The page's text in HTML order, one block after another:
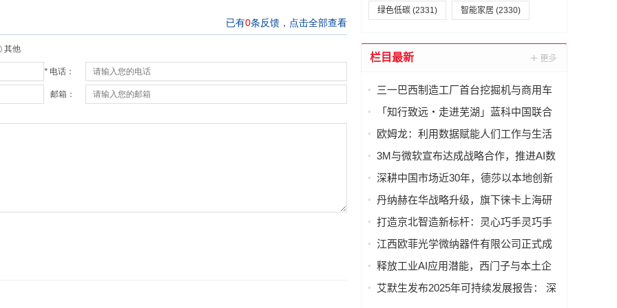
绿色低碳 (2331) 智能家居 (2330)
栏目最新
三一巴西制造工厂首台挖掘机与商用车
样机下线
「知行致远・走进芜湖」蓝科中国联合
上市公司协会，发起高端制造业深度研
欧姆龙：利用数据赋能人们工作与生活
的方方面面
3M与微软宣布达成战略合作，推进AI数
据中心基础设施技术发展和企业转型
深耕中国市场近30年，德莎以本地创新
与供应链韧性连接全球
丹纳赫在华战略升级，旗下徕卡上海研
发制造基地正式启动
打造京北智造新标杆：灵心巧手灵巧手
智能化生产线落地北京昌平
江西欧菲光学微纳器件有限公司正式成
立
释放工业AI应用潜能，西门子与本土企
业深化合作
艾默生发布2025年可持续发展报告： 深